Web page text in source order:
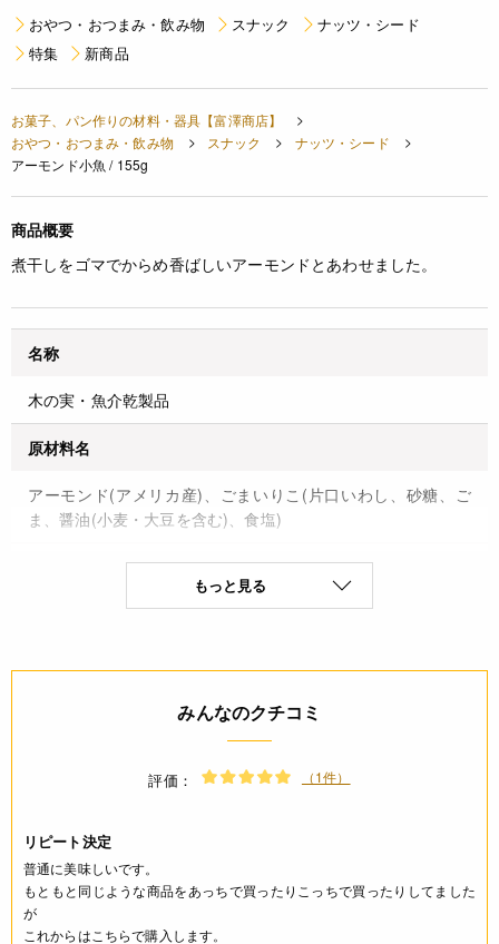
おやつ・おつまみ・飲み物 スナック
ナッツ・シード
特集
新商品
お菓子、パン作りの材料・器具【富澤商店】
おやつ・おつまみ・飲み物
スナック
ナッツ・シード
アーモンド小魚 / 155g
商品概要
煮干しをゴマでからめ香ばしいアーモンドとあわせました。
名称
木の実・魚介乾製品
原材料名
アーモンド(アメリカ産)、ごまいりこ(片口いわし、砂糖、ご
ま、醤油(小麦・大豆を含む)、食塩)
保存方法(未開封)
直射日光、高温多湿を避け保存
栄養成分表示
(100gあたり) エネルギー 551kcal たんぱく質 28.6g 脂質
もっと見る
みんなのクチコミ
評価： （1件）
リピート決定
普通に美味しいです。
もともと同じような商品をあっちで買ったりこっちで買ったりしてました
が
これからはこちらで購入します。